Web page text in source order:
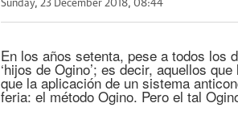
Sunday, 23 December 2018, 08:44
En los años setenta, pese a todos los
‘hijos de Ogino’; es decir, aquellos
que la aplicación de un sistema
feria: el método Ogino. Pero el tal